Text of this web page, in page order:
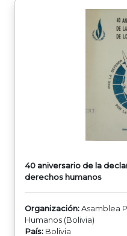
40 aniversario de la
derechos humanos
Organización: Asamblea
Humanos (Bolivia)
País: Bolivia